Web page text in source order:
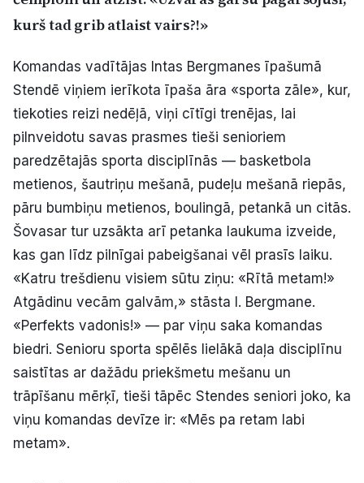
kurš tad grib atlaist vairs?!»
Komandas vadītājas Intas Bergmanes īpašumā
Stendē viņiem ierīkota īpaša āra «sporta zāle», kur,
tiekoties reizi nedēļā, viņi cītīgi trenējas, lai
pilnveidotu savas prasmes tieši senioriem
paredzētajās sporta disciplīnās — basketbola
metienos, šautriņu mešanā, pudeļu mešanā riepās,
pāru bumbiņu metienos, boulingā, petankā un citās.
Šovasar tur uzsākta arī petanka laukuma izveide,
kas gan līdz pilnīgai pabeigšanai vēl prasīs laiku.
«Katru trešdienu visiem sūtu ziņu: «Rītā metam!»
Atgādinu vecām galvām,» stāsta I. Bergmane.
«Perfekts vadonis!» — par viņu saka komandas
biedri. Senioru sporta spēlēs lielākā daļa disciplīnu
saistītas ar dažādu priekšmetu mešanu un
trāpīšanu mērķī, tieši tāpēc Stendes seniori joko, ka
viņu komandas devīze ir: «Mēs pa retam labi
metam».